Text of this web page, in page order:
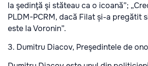
la şedinţă şi stăteau ca o icoană”;
PLDM-PCRM, dacă Filat și-a pregătit
este la Voronin”.
3. Dumitru Diacov, Preşedintele de